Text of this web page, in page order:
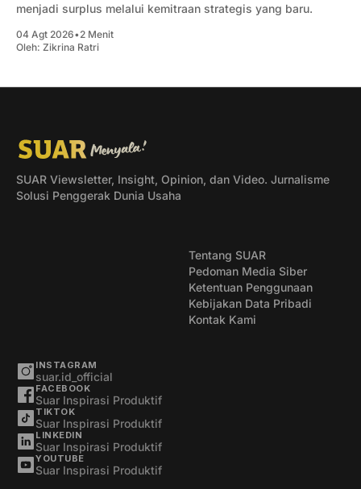
menjadi surplus melalui kemitraan strategis yang baru.
04 Agt 2026•2 Menit
Oleh: Zikrina Ratri
SUAR Viewsletter, Insight, Opinion, dan Video. Jurnalisme
Solusi Penggerak Dunia Usaha
Tentang SUAR
Pedoman Media Siber
Ketentuan Penggunaan
Kebijakan Data Pribadi
Kontak Kami
INSTAGRAM
suar.id_official
FACEBOOK
Suar Inspirasi Produktif
TIKTOK
Suar Inspirasi Produktif
LINKEDIN
Suar Inspirasi Produktif
YOUTUBE
Suar Inspirasi Produktif